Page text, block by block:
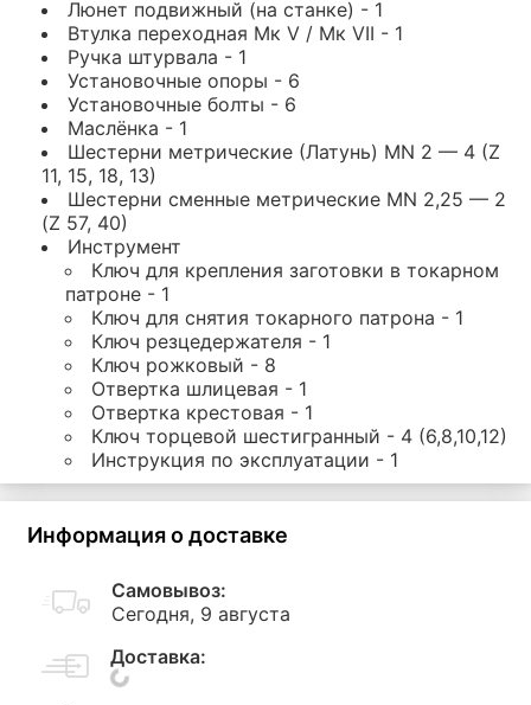
Люнет подвижный (на станке) - 1
Втулка переходная Мк V / Мк VII - 1
Ручка штурвала - 1
Установочные опоры - 6
Установочные болты - 6
Маслёнка - 1
Шестерни метрические (Латунь) MN 2 — 4 (Z
11, 15, 18, 13)
Шестерни сменные метрические MN 2,25 — 2
(Z 57, 40)
Инструмент
Ключ для крепления заготовки в токарном
патроне - 1
Ключ для снятия токарного патрона - 1
Ключ резцедержателя - 1
Ключ рожковый - 8
Отвертка шлицевая - 1
Отвертка крестовая - 1
Ключ торцевой шестигранный - 4 (6,8,10,12)
Инструкция по эксплуатации - 1
Информация о доставке
Самовывоз:
Сегодня, 9 августа
Доставка: